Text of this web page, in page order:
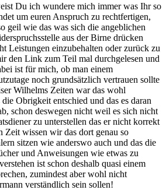
Du ich wundere mich immer was Ihr so
um euren Anspruch zu rechtfertigen,
geil wie das was sich die angeblichen
aus der Birne drücken
Leistungen einzubehalten oder zurück zu
den Link zum Teil mal durchgelesen und
ist für mich, ob man einem
noch grundsätzlich vertrauen sollte
Wilhelms Zeiten war das wohl
Obrigkeit entschied und das es daran
schon deswegen nicht weil es sich nicht
zu unterstellen das er nicht korrekt
Zeit wissen wir das dort genau so
sitzen wie anderswo auch und das die
und Anweisungen wie etwas zu
ist schon deshalb quasi einem
zumindest aber wohl nicht
verständlich sein sollen!